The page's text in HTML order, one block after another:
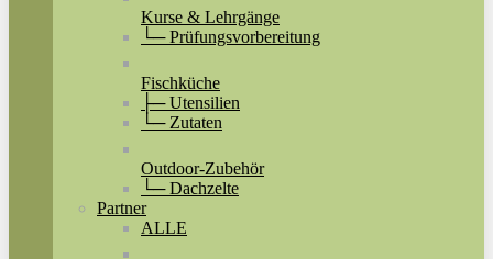
Kurse & Lehrgänge
└─ Prüfungsvorbereitung
Fischküche
├─ Utensilien
└─ Zutaten
Outdoor-Zubehör
└─ Dachzelte
Partner
ALLE